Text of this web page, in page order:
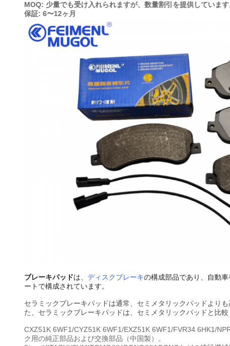
MOQ: 少量でも受け入れられますが、数量割引を提供しています
保証: 6〜12ヶ月
ブレーキパッドは、 ディスクブレーキの構成部品であり、自動
ートで構成されています。
セラミックブレーキパッドは通常、セミメタリックパッドより
た、セラミックブレーキパッドは、セミメタリックパッドと比較
CXZ51K 6WF1/CYZ51K 6WF1/EXZ51K 6WF1/FVR34 6HK1/
ク用の純正部品および交換部品（中国製）。